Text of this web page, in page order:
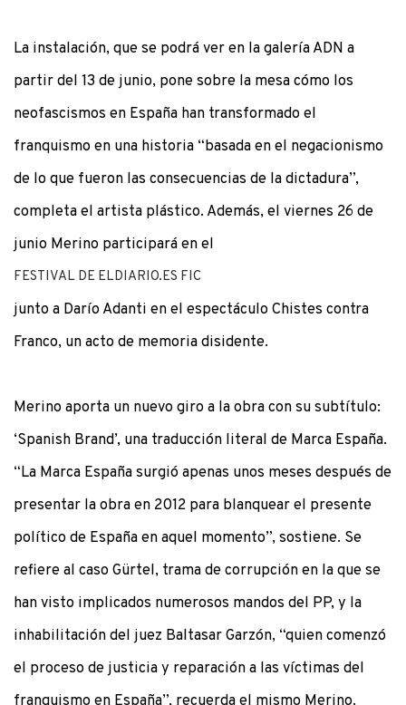
La instalación, que se podrá ver en la galería ADN a
partir del 13 de junio, pone sobre la mesa cómo los
neofascismos en España han transformado el
franquismo en una historia “basada en el negacionismo
de lo que fueron las consecuencias de la dictadura”,
completa el artista plástico. Además, el viernes 26 de
junio Merino participará en el
FESTIVAL DE ELDIARIO.ES FIC
junto a Darío Adanti en el espectáculo Chistes contra
Franco, un acto de memoria disidente.
Merino aporta un nuevo giro a la obra con su subtítulo:
‘Spanish Brand’, una traducción literal de Marca España.
“La Marca España surgió apenas unos meses después de
presentar la obra en 2012 para blanquear el presente
político de España en aquel momento”, sostiene. Se
refiere al caso Gürtel, trama de corrupción en la que se
han visto implicados numerosos mandos del PP, y la
inhabilitación del juez Baltasar Garzón, “quien comenzó
el proceso de justicia y reparación a las víctimas del
franquismo en España”, recuerda el mismo Merino.